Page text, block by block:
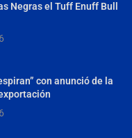
Negras el Tuff Enuff Bull
con anunció de la